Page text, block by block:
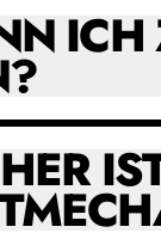
ICH